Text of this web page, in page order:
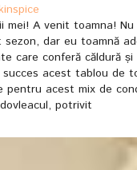
mei! A venit toamna!
dar eu toamnă
care conferă căldură
acest tablou de
pentru acest mix de
potrivit